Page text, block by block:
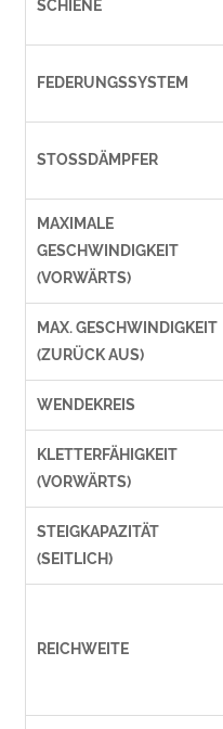
SCHIENE
FEDERUNGSSYSTEM
STOSSDÄMPFER
MAXIMALE
GESCHWINDIGKEIT
(VORWÄRTS)
MAX. GESCHWINDIGKEIT
(ZURÜCK AUS)
WENDEKREIS
KLETTERFÄHIGKEIT
(VORWÄRTS)
STEIGKAPAZITÄT
(SEITLICH)
REICHWEITE